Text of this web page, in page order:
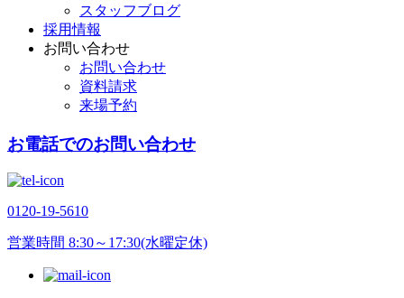
スタッフブログ
採用情報
お問い合わせ
お問い合わせ
資料請求
来場予約
お電話でのお問い合わせ
0120-19-5610
営業時間 8:30～17:30(水曜定休)